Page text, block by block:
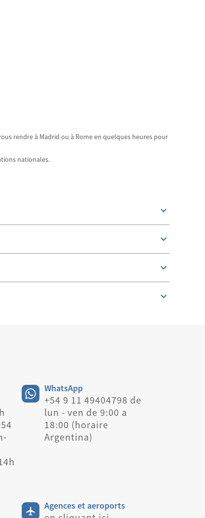
rendre à Madrid ou à Rome en quelques heures pour
nationales.
WhatsApp
+54 9 11 49404798 de
lun - ven de 9:00 a
18:00 (horaire
Argentina)
Agences et aeroports